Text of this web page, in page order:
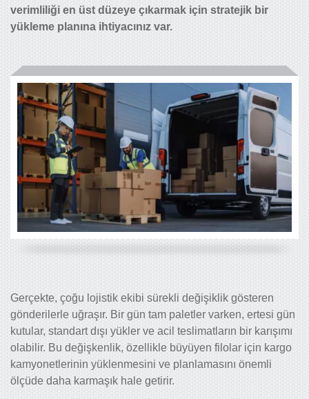
verimliliği en üst düzeye çıkarmak için stratejik bir
yükleme planına ihtiyacınız var.
Gerçekte, çoğu lojistik ekibi sürekli değişiklik gösteren
gönderilerle uğraşır. Bir gün tam paletler varken, ertesi gün
kutular, standart dışı yükler ve acil teslimatların bir karışımı
olabilir. Bu değişkenlik, özellikle büyüyen filolar için kargo
kamyonetlerinin yüklenmesini ve planlamasını önemli
ölçüde daha karmaşık hale getirir.